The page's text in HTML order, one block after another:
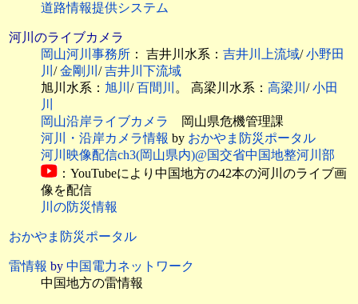
道路情報提供システム
河川のライブカメラ
岡山河川事務所 ： 吉井川水系： 吉井川上流域/小野田
川 /金剛川 /吉井川下流域
旭川水系： 旭川 /百間川 。 高梁川水系： 高梁川 /小田
川
岡山沿岸ライブカメラ
岡山県危機管理課
河川・沿岸カメラ情報 by おかやま防災ポータル
河川映像配信ch3(岡山県内)@国交省中国地整河川部
：YouTubeにより中国地方の42本の河川のライブ画
像を配信
川の防災情報
おかやま防災ポータル
雷情報 by 中国電力ネットワーク
中国地方の雷情報